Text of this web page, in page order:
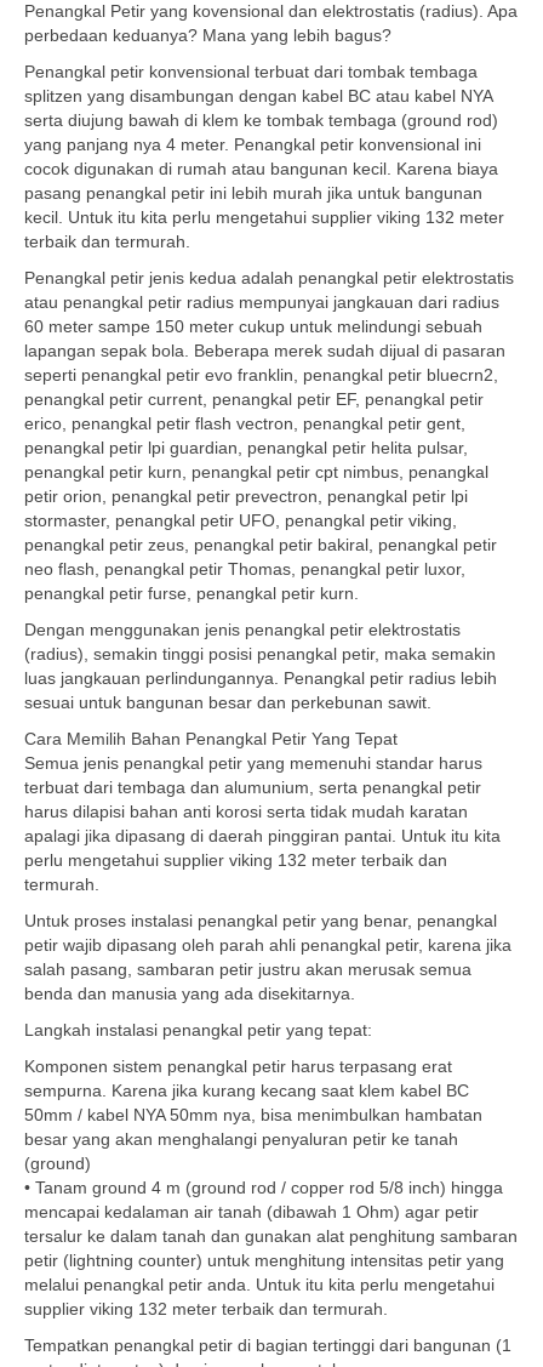
Penangkal Petir yang kovensional dan elektrostatis (radius). Apa
perbedaan keduanya? Mana yang lebih bagus?
Penangkal petir konvensional terbuat dari tombak tembaga
splitzen yang disambungan dengan kabel BC atau kabel NYA
serta diujung bawah di klem ke tombak tembaga (ground rod)
yang panjang nya 4 meter. Penangkal petir konvensional ini
cocok digunakan di rumah atau bangunan kecil. Karena biaya
pasang penangkal petir ini lebih murah jika untuk bangunan
kecil. Untuk itu kita perlu mengetahui supplier viking 132 meter
terbaik dan termurah.
Penangkal petir jenis kedua adalah penangkal petir elektrostatis
atau penangkal petir radius mempunyai jangkauan dari radius
60 meter sampe 150 meter cukup untuk melindungi sebuah
lapangan sepak bola. Beberapa merek sudah dijual di pasaran
seperti penangkal petir evo franklin, penangkal petir bluecrn2,
penangkal petir current, penangkal petir EF, penangkal petir
erico, penangkal petir flash vectron, penangkal petir gent,
penangkal petir lpi guardian, penangkal petir helita pulsar,
penangkal petir kurn, penangkal petir cpt nimbus, penangkal
petir orion, penangkal petir prevectron, penangkal petir lpi
stormaster, penangkal petir UFO, penangkal petir viking,
penangkal petir zeus, penangkal petir bakiral, penangkal petir
neo flash, penangkal petir Thomas, penangkal petir luxor,
penangkal petir furse, penangkal petir kurn.
Dengan menggunakan jenis penangkal petir elektrostatis
(radius), semakin tinggi posisi penangkal petir, maka semakin
luas jangkauan perlindungannya. Penangkal petir radius lebih
sesuai untuk bangunan besar dan perkebunan sawit.
Cara Memilih Bahan Penangkal Petir Yang Tepat
Semua jenis penangkal petir yang memenuhi standar harus
terbuat dari tembaga dan alumunium, serta penangkal petir
harus dilapisi bahan anti korosi serta tidak mudah karatan
apalagi jika dipasang di daerah pinggiran pantai. Untuk itu kita
perlu mengetahui supplier viking 132 meter terbaik dan
termurah.
Untuk proses instalasi penangkal petir yang benar, penangkal
petir wajib dipasang oleh parah ahli penangkal petir, karena jika
salah pasang, sambaran petir justru akan merusak semua
benda dan manusia yang ada disekitarnya.
Langkah instalasi penangkal petir yang tepat:
Komponen sistem penangkal petir harus terpasang erat
sempurna. Karena jika kurang kecang saat klem kabel BC
50mm / kabel NYA 50mm nya, bisa menimbulkan hambatan
besar yang akan menghalangi penyaluran petir ke tanah
(ground)
• Tanam ground 4 m (ground rod / copper rod 5/8 inch) hingga
mencapai kedalaman air tanah (dibawah 1 Ohm) agar petir
tersalur ke dalam tanah dan gunakan alat penghitung sambaran
petir (lightning counter) untuk menghitung intensitas petir yang
melalui penangkal petir anda. Untuk itu kita perlu mengetahui
supplier viking 132 meter terbaik dan termurah.
Tempatkan penangkal petir di bagian tertinggi dari bangunan (1